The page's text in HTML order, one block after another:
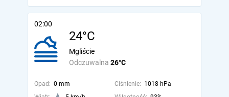
02:00
24°C
Odczuwalna 26°C
Mgliście
Opad: 0 mm Ciśnienie: 1018 hPa